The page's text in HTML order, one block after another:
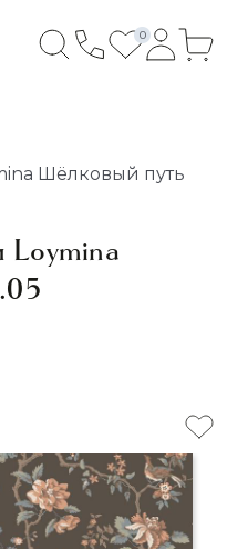
0
Шёлковый путь
Loymina